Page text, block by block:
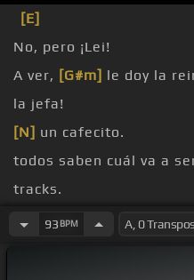
[E]
No, pero ¡Lei!
A ver, [G#m] le doy la
la jefa!
[N] un cafecito.
todos saben cuál va a
tracks.
Levanta que nos vamos.
93 BPM